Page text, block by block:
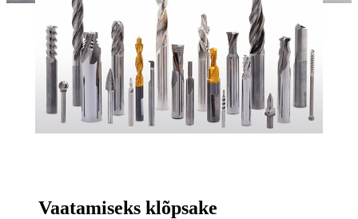
Vaatamiseks klõpsake